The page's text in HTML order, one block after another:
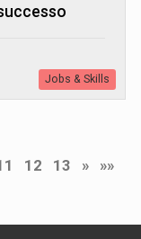
Jobs & Skills
12 13 » »»